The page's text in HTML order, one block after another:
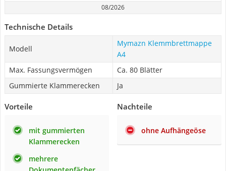
08/2026
Technische Details
Modell
Mymazn Klemmbrettmappe
A4
Max. Fassungsvermögen
Ca. 80 Blätter
Gummierte Klammerecken
Ja
Vorteile
mit gummierten
Klammerecken
mehrere
Nachteile
ohne Aufhängeöse